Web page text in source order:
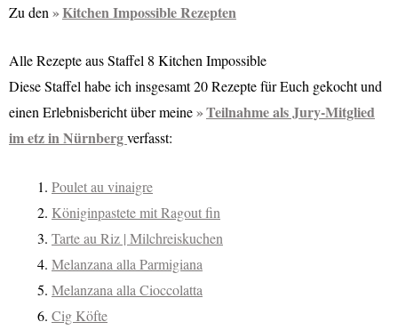
Zu den Kitchen Impossible Rezepten
Alle Rezepte aus Staffel 8 Kitchen Impossible
Diese Staffel habe ich insgesamt 20 Rezepte für Euch gekocht und
einen Erlebnisbericht über meine
Teilnahme als Jury-Mitglied
im etz in Nürnbergverfasst:
Poulet au vinaigre
Königinpastete mit Ragout fin
Tarte au Riz | Milchreiskuchen
Melanzana alla Parmigiana
Melanzana alla Cioccolatta
Cig Köfte